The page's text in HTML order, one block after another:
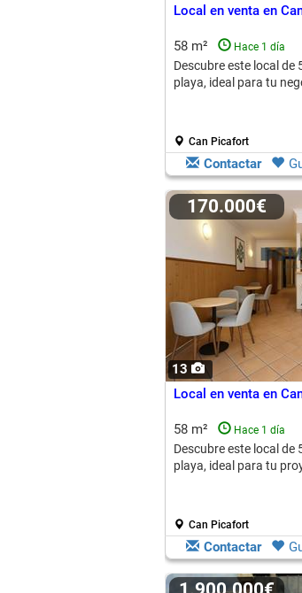
Local en venta en
58 m² Hace 1 día
Descubre este local de
playa, ideal para tu
Can Picafort
Contactar
13
170.000€
Local en venta en
58 m² Hace 1 día
Descubre este local de
playa, ideal para tu
Can Picafort
Contactar